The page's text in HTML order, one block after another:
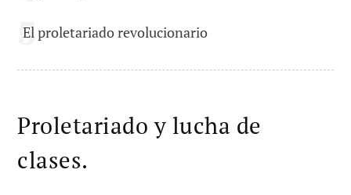
El proletariado revolucionario
Proletariado y lucha de
clases.